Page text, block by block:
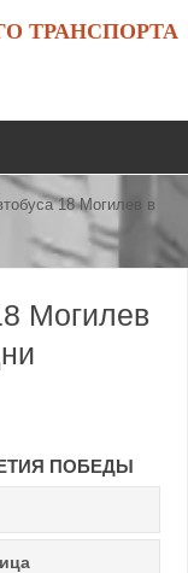
ТРАНСПОРТА
18 Могилев в
Могилев
ПОБЕДЫ